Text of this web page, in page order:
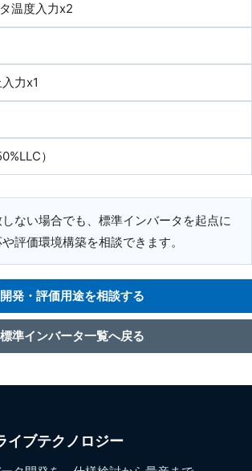
温度入力x2
力x1
）
ない場合でも、標準インバータを起点に
評価環境構築を相談できます。
開発・評価用途を相談する
標準インバータ一覧へ戻る
イブテクノロジー